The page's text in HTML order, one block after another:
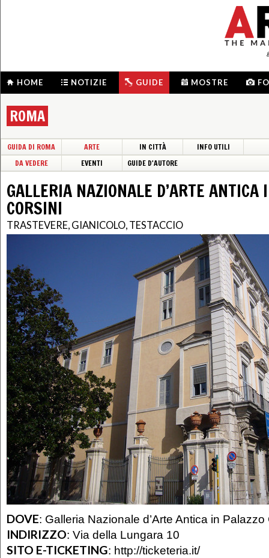
HOME NOTIZIE GUIDE MOSTRE
ROMA
GUIDA DI ROMA ARTE IN CITTÀ
INFO UTILI
DA VEDERE
EVENTI GUIDE D'AUTORE
GALLERIA NAZIONALE D’ARTE ANTICA
CORSINI
TRASTEVERE, GIANICOLO, TESTACCIO
DOVE: Galleria Nazionale d’Arte Antica in Palazzo
INDIRIZZO: Via della Lungara 10
SITO E-TICKETING: http://ticketeria.it/